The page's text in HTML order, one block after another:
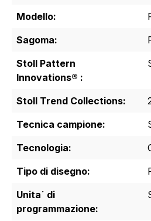
Modello:
Sagoma:
Stoll Pattern
Innovations® :
Stoll Trend Collections:
Tecnica campione:
Tecnologia:
Tipo di disegno:
Unita´ di
programmazione: